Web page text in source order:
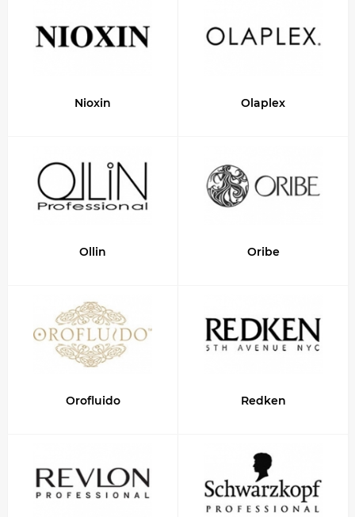
Nioxin Olaplex
Ollin Oribe
Orofluido Redken